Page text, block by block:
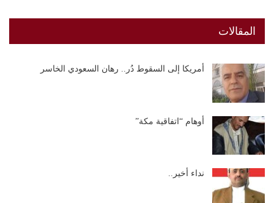
المقالات
أمريكا إلى السقوط دُر.. رهان السعودي الخاسر
أوهام “اتفاقية مكة”
نداء أخير..